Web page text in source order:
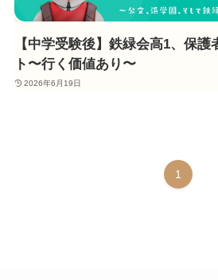
【中学受験後】鉄緑会高1、保
ト〜行く価値あり〜
2026年6月19日
1